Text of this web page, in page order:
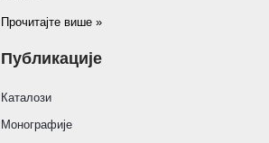
Прочитајте више »
Публикације
Каталози
Монографије